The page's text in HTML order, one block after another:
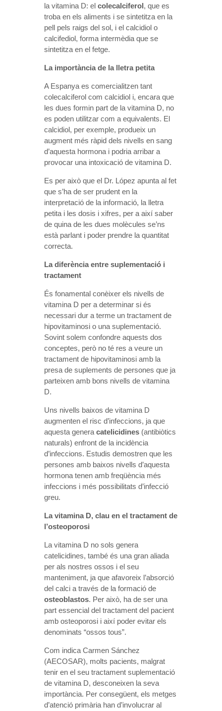
la vitamina D: el colecalciferol , que es
troba en els aliments i se sintetitza en la
pell pels raigs del sol, i el calcidiol o
calcifediol, forma intermèdia que se
sintetitza en el fetge.
La importància de la lletra petita
A Espanya es comercialitzen tant
colecalciferol com calcidiol i, encara que
les dues formin part de la vitamina D, no
es poden utilitzar com a equivalents. El
calcidiol, per exemple, produeix un
augment més ràpid dels nivells en sang
d’aquesta hormona i podria arribar a
provocar una intoxicació de vitamina D.
Es per això que el Dr. López apunta al fet
que s’ha de ser prudent en la
interpretació de la informació, la lletra
petita i les dosis i xifres, per a així saber
de quina de les dues molècules se’ns
està parlant i poder prendre la quantitat
correcta.
La diferència entre suplementació i
tractament
És fonamental conèixer els nivells de
vitamina D per a determinar si és
necessari dur a terme un tractament de
hipovitaminosi o una suplementació.
Sovint solem confondre aquests dos
conceptes, però no té res a veure un
tractament de hipovitaminosi amb la
presa de suplements de persones que ja
parteixen amb bons nivells de vitamina
D.
Uns nivells baixos de vitamina D
augmenten el risc d’infeccions, ja que
aquesta generacatelicidines (antibiòtics
naturals) enfront de la incidència
d’infeccions. Estudis demostren que les
persones amb baixos nivells d’aquesta
hormona tenen amb freqüència més
infeccions i més possibilitats d’infecció
greu.
La vitamina D, clau en el tractament de
l’osteoporosi
La vitamina D no sols genera
catelicidines, també és una gran aliada
per als nostres ossos i el seu
manteniment, ja que afavoreix l’absorció
del calci a través de la formació de
osteoblastos. Per això, ha de ser una
part essencial del tractament del pacient
amb osteoporosi i així poder evitar els
denominats “ossos tous”.
Com indica Carmen Sánchez
(AECOSAR), molts pacients, malgrat
tenir en el seu tractament suplementació
de vitamina D, desconeixen la seva
importància. Per consegüent, els metges
d’atenció primària han d’involucrar al